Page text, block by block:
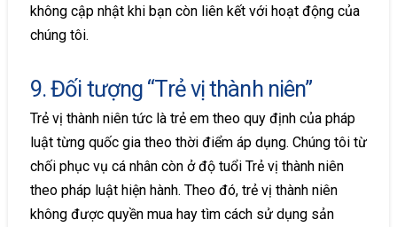
không cập nhật khi bạn còn liên kết với hoạt động của
chúng tôi.
9. Đối tượng “Trẻ vị thành niên”
Trẻ vị thành niên tức là trẻ em theo quy định của pháp
luật từng quốc gia theo thời điểm áp dụng. Chúng tôi từ
chối phục vụ cá nhân còn ở độ tuổi Trẻ vị thành niên
theo pháp luật hiện hành. Theo đó, trẻ vị thành niên
không được quyền mua hay tìm cách sử dụng sản